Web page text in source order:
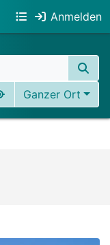
Anmelden
Ganzer Ort